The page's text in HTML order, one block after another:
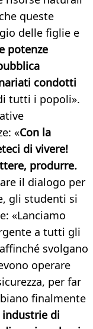
queste
delle figlie e
potenze
condotti
tutti i popoli».
«Con la
di vivere!
produrre.
il dialogo per
gli studenti si
«Lanciamo
a tutti gli
svolgano
operare
per far
finalmente
di